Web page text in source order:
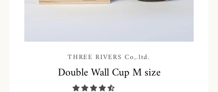
THREE RIVERS Co,.ltd.
Double Wall Cup M size